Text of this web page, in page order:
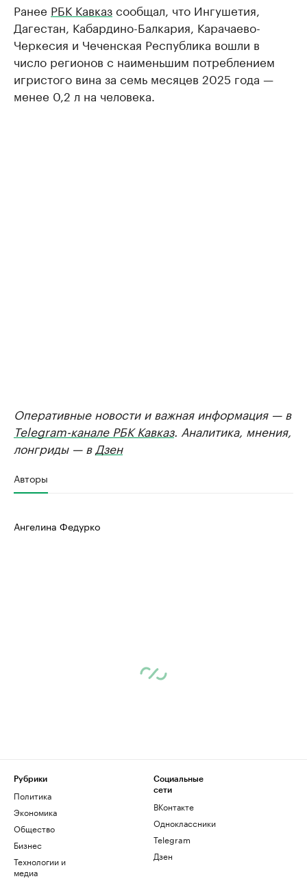
Ранее РБК Кавказсообщал, что Ингушетия,
Дагестан, Кабардино-Балкария, Карачаево-
Черкесия и Чеченская Республика вошли в
число регионов с наименьшим потреблением
игристого вина за семь месяцев 2025 года —
менее 0,2 л на человека.
Оперативные новости и важная информация — в
Telegram-канале РБК Кавказ. Аналитика, мнения,
лонгриды — в Дзен
Авторы
Ангелина Федурко
Рубрики
Политика
Экономика
Общество
Бизнес
Технологии и
медиа
Социальные
сети
ВКонтакте
Одноклассники
Telegram
Дзен